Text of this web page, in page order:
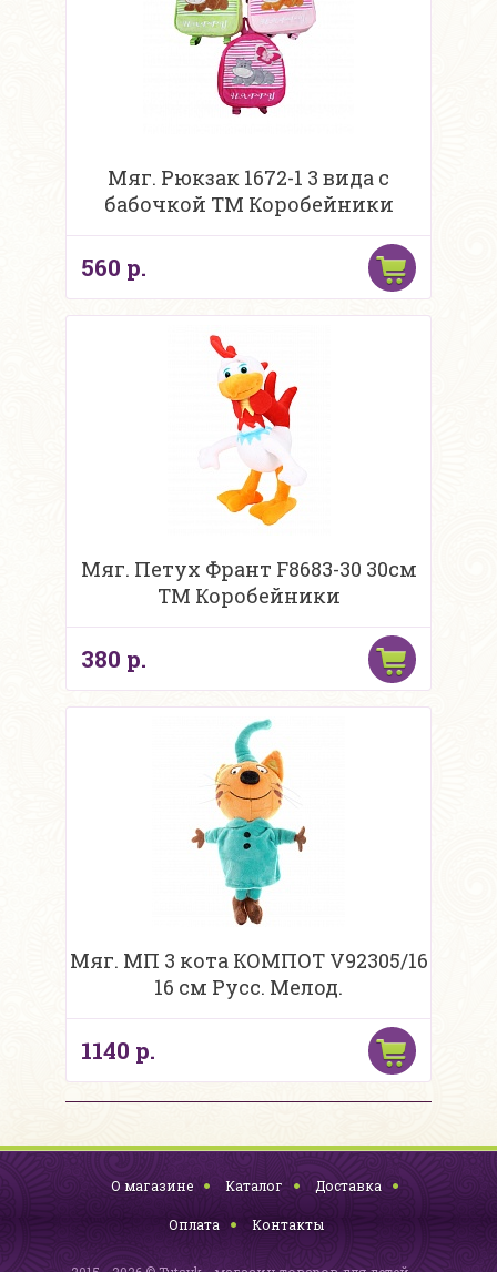
Мяг. Рюкзак 1672-1 3 вида с
бабочкой ТМ Коробейники
560 р.
Мяг. Петух Франт F8683-30 30см
ТМ Коробейники
380 р.
Мяг. МП 3 кота КОМПОТ V92305/16
16 см Русс. Мелод.
1140 р.
О магазине Каталог Доставка
Оплата Контакты